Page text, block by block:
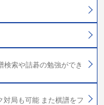
検索や詰碁の勉強ができ
局も可能 また棋譜をフ